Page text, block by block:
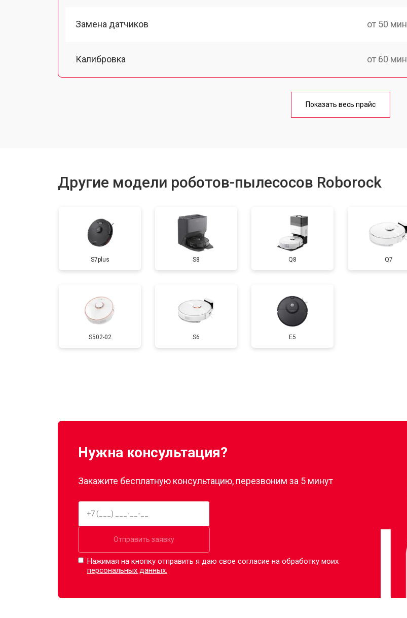
Замена датчиков от 50 мин
Калибровка от 60 мин
от 50 мин
Показать весь прайс
Другие модели роботов-пылесосов Roborock
S7plus S8 Q8 Q7
S502-02 S6 E5
Нужна консультация?
Закажите бесплатную консультацию, перезвоним за 5 минут
Отправить заявку
Нажимая на кнопку отправить я даю свое согласие на обработку моих
персональных данных.